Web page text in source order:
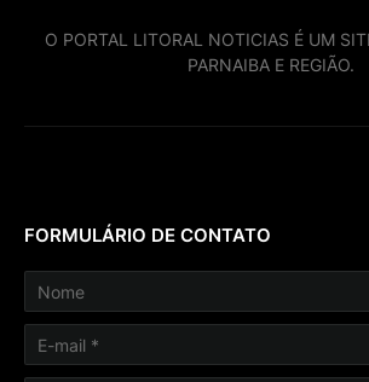
O PORTAL LITORAL NOTICIAS É UM
PARNAIBA E REGIÃO.
FORMULÁRIO DE CONTATO